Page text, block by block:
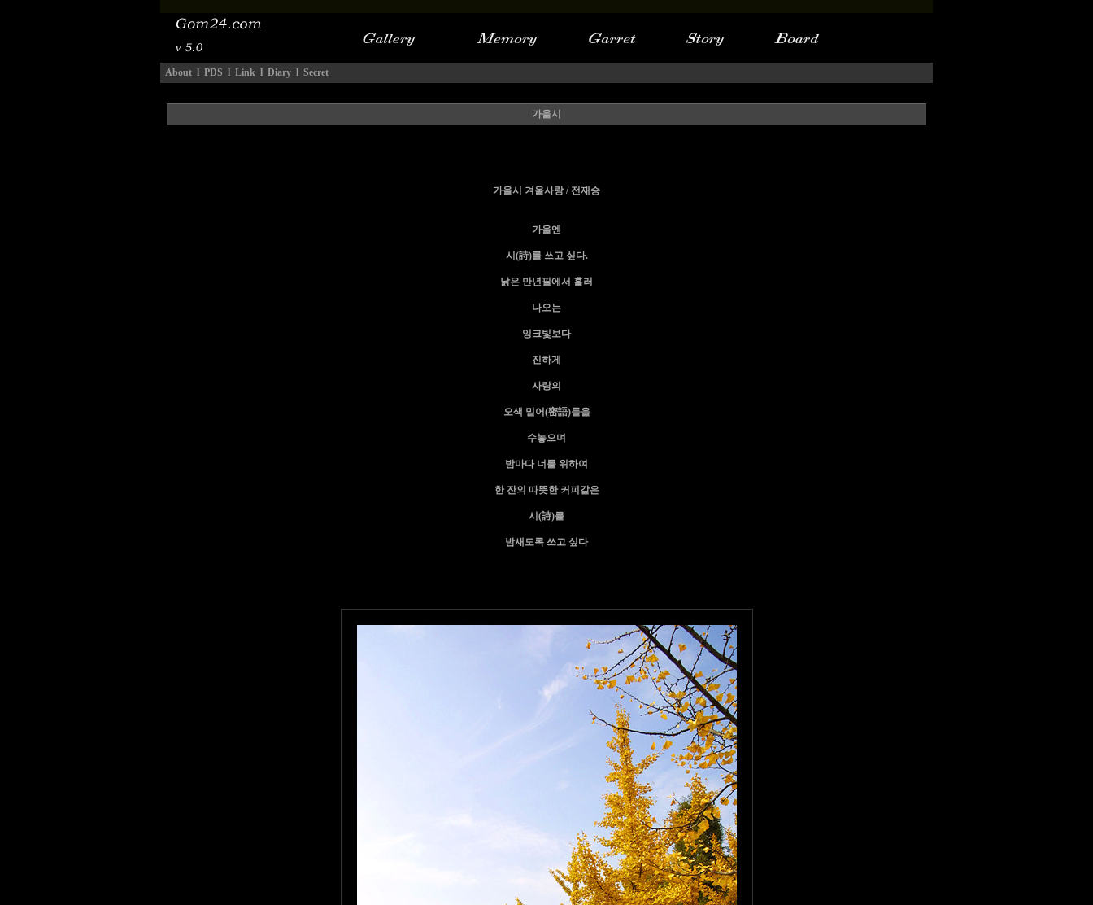
About l PDS l Link l Diary l Secret
가을시
가을시 겨울사랑 / 전재승
가을엔
시(詩)를 쓰고 싶다.
낡은 만년필에서 흘러
나오는
잉크빛보다
진하게
사랑의
오색 밀어(密語)들을
수놓으며
밤마다 너를 위하여
한 잔의 따뜻한 커피같은
시(詩)를
밤새도록 쓰고 싶다